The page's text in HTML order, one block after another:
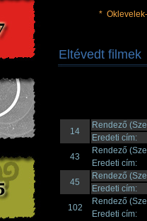
*
Eltévedt filmek
14
Rendező
Eredeti cím:
43
Rendező
Eredeti cím:
45
Rendező
Eredeti cím:
102
Rendező
Eredeti cím: